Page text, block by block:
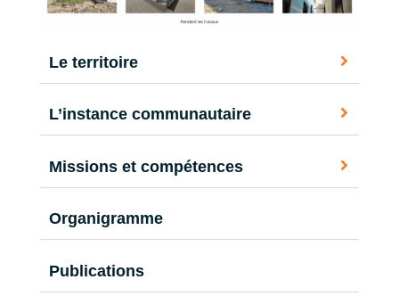
Le territoire
L’instance communautaire
Missions et compétences
Organigramme
Publications